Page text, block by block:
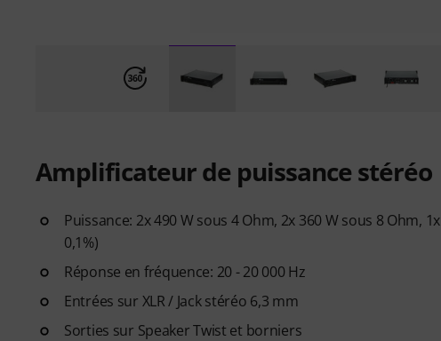
Amplificateur de puissance stéréo
Puissance: 2x 490 W sous 4 Ohm, 2x 360 W sous 8 Ohm,
0,1%)
Réponse en fréquence: 20 - 20 000 Hz
Entrées sur XLR / Jack stéréo 6,3 mm
Sorties sur Speaker Twist et borniers